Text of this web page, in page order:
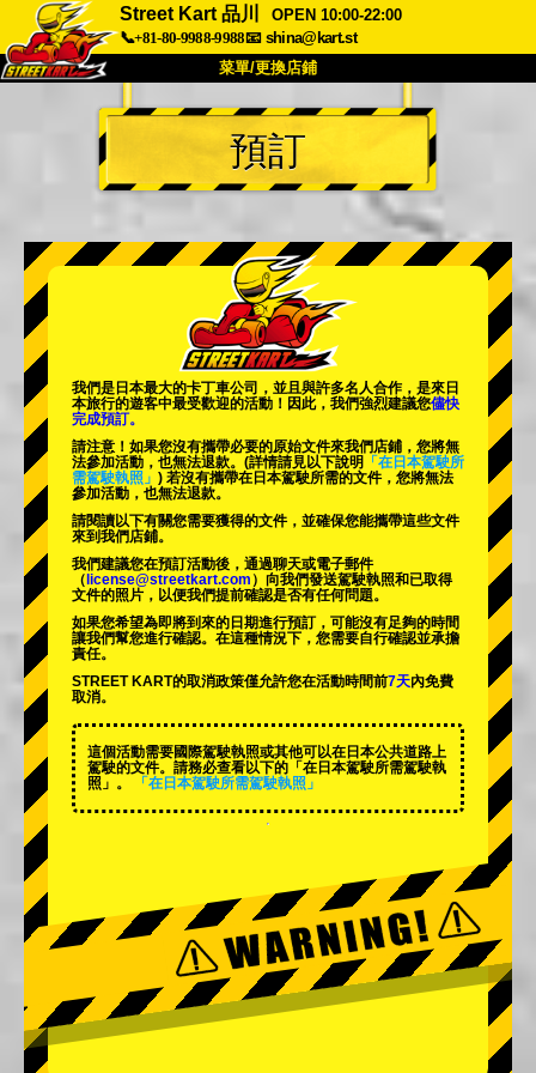
Street Kart 品川
OPEN 10:00-22:00
📞+81-80-9988-9988📧 shina@kart.st
菜單/更換店鋪
首頁
關於 規格 價格
公司 預訂
更換店鋪
東京秋葉原#2
東京澀谷附屬 東京灣
東京淺草 大阪
沖繩
預訂
我們是日本最大的卡丁車公司，並且與許多名人合作，是來日
本旅行的遊客中最受歡迎的活動 ！因此，我們強烈建議您儘快
完成預訂。
請注意！如果您沒有攜帶必要的原始文件來我們店鋪，您將無
法參加活動，也無法退款。 (詳情請見以下說明
「在日本駕駛所
需駕駛執照」 ) 若沒有攜帶在日本駕駛所需的文件，您將無法
參加活動，也無法退款。
請閱讀以下有關您需要獲得的文件，並確保您能攜帶這些文件
來到我們店鋪。
我們建議您在預訂活動後，通過聊天或電子郵件
（ license@streetkart.com ）向我們發送駕駛執照和已取得
文件的照片，以便我們提前確認是否有任何問題。
如果您希望為即將到來的日期進行預訂，可能沒有足夠的時間
讓我們幫您進行確認。在這種情況下，您需要自行確認並承擔
責任。
STREET KART的取消政策僅允許您在活動時間前7天內免費
取消。
這個活動需要國際駕駛執照或其他可以在日本公共道路上
駕駛的文件。請務必查看以下的「在日本駕駛所需駕駛執
照」。
「在日本駕駛所需駕駛執照」